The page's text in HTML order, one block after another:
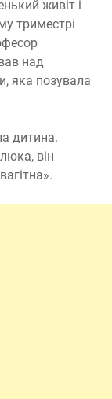
живіт і
триместрі
над
яка позувала
дитина.
він